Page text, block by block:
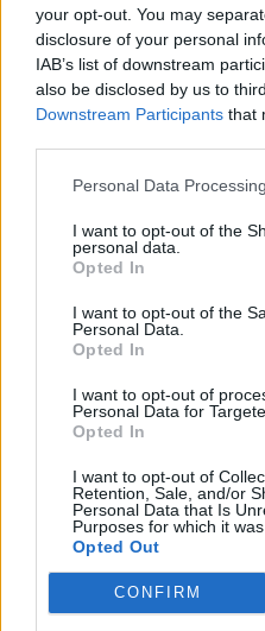
your opt-out. You may
disclosure of your personal
IAB’s list of downstream
also be disclosed by us to
Downstream Participants that
Personal Data
I want to opt-out of the
personal data.
Opted In
I want to opt-out of the
Personal Data.
Opted In
I want to opt-out of
Personal Data for
Opted In
I want to opt-out of
Retention, Sale, and/or
Personal Data that Is
Purposes for which it was
Opted Out
CONFIRM